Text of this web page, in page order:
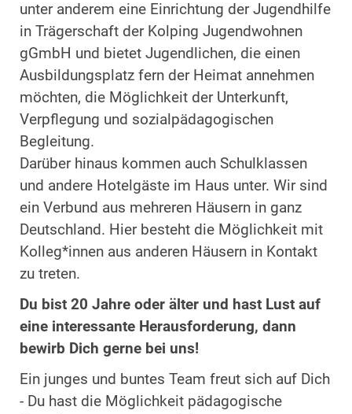
unter anderem eine Einrichtung der Jugendhilfe
in Trägerschaft der Kolping Jugendwohnen
gGmbH und bietet Jugendlichen, die einen
Ausbildungsplatz fern der Heimat annehmen
möchten, die Möglichkeit der Unterkunft,
Verpflegung und sozialpädagogischen
Begleitung.
Darüber hinaus kommen auch Schulklassen
und andere Hotelgäste im Haus unter. Wir sind
ein Verbund aus mehreren Häusern in ganz
Deutschland. Hier besteht die Möglichkeit mit
Kolleg*innen aus anderen Häusern in Kontakt
zu treten.
Du bist 20 Jahre oder älter und hast Lust auf
eine interessante Herausforderung, dann
bewirb Dich gerne bei uns!
Ein junges und buntes Team freut sich auf Dich
- Du hast die Möglichkeit pädagogische